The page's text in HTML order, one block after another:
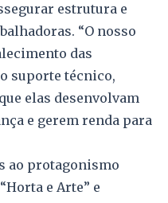
estrutura e
“O nosso
das
suporte técnico,
elas desenvolvam
e gerem renda para
ao protagonismo
e Arte” e